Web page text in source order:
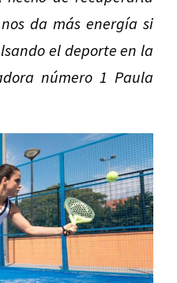
da más energía si
el deporte en la
número 1 Paula